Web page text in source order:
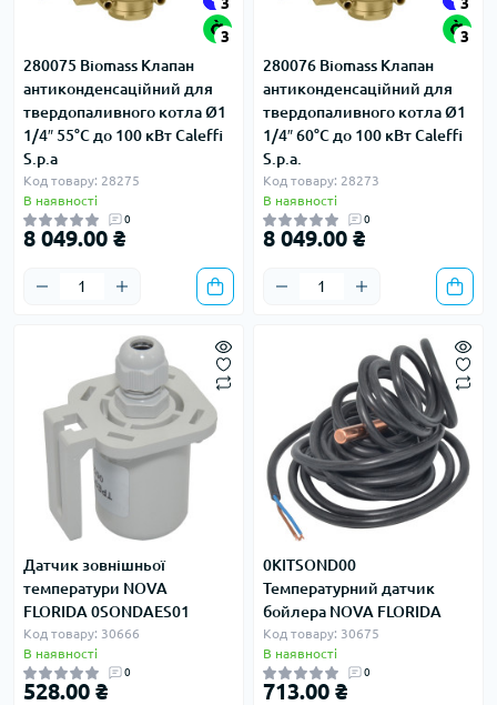
3
280075 Biomass Клапан
антиконденсаційний для
твердопаливного котла Ø1
1/4″ 55°C до 100 кВт Caleffi
S.p.a
Код товару: 28275
В наявності
0
8 049.00 ₴
3
280076 Biomass Клапан
антиконденсаційний для
твердопаливного котла Ø1
1/4″ 60°C до 100 кВт Caleffi
S.p.a.
Код товару: 28273
В наявності
0
8 049.00 ₴
Датчик зовнішньої
температури NOVA
FLORIDA 0SONDAES01
Код товару: 30666
В наявності
0
528.00 ₴
0KITSOND00
Температурний датчик
бойлера NOVA FLORIDA
Код товару: 30675
В наявності
0
713.00 ₴